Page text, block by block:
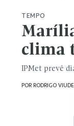
TEMPO
clima
IPMet prevê
POR RODRIGO